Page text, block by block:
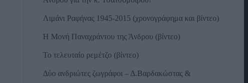
Λιμάνι Ραφήνας 1945-2015 (χρονογράφημα και βίντεο)
Η Μονή Παναχράντου της Άνδρου (βίντεο)
Το τελευταίο ρεμέτζο (βίντεο)
Δύο ανδριώτες ζωγράφοι – Δ.Βαρδακώστας &